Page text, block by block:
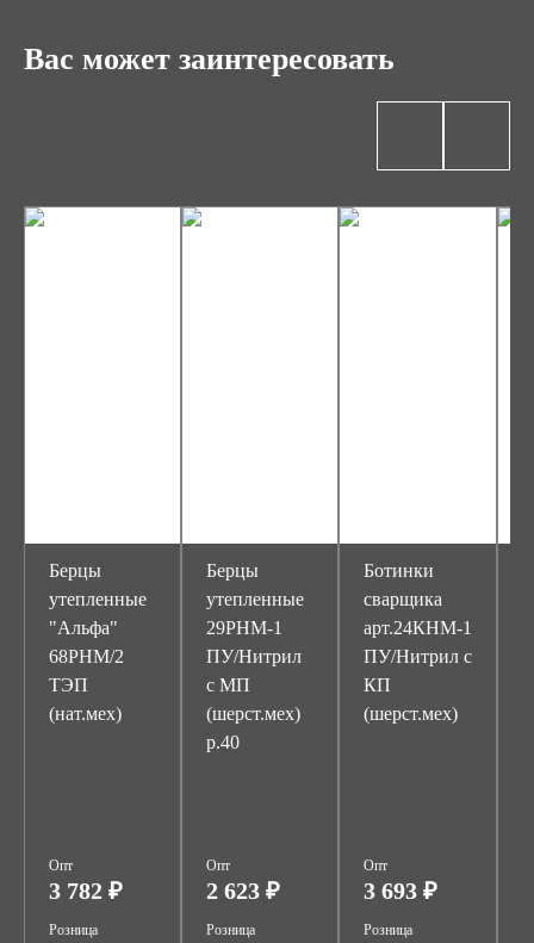
Вас может заинтересовать
Берцы
утепленные
"Альфа"
68РНМ/2
ТЭП
(нат.мех)
Опт
3 782 ₽
Розница
Берцы
утепленные
29РНМ-1
ПУ/Нитрил
с МП
(шерст.мех)
р.40
Опт
2 623 ₽
Розница
Ботинки
сварщика
арт.24КНМ-1
ПУ/Нитрил с
КП
(шерст.мех)
Опт
3 693 ₽
Розница